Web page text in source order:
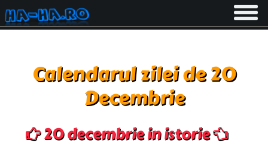
Toggle
Calendarul zilei de 20
Decembrie
20 decembrie in istorie